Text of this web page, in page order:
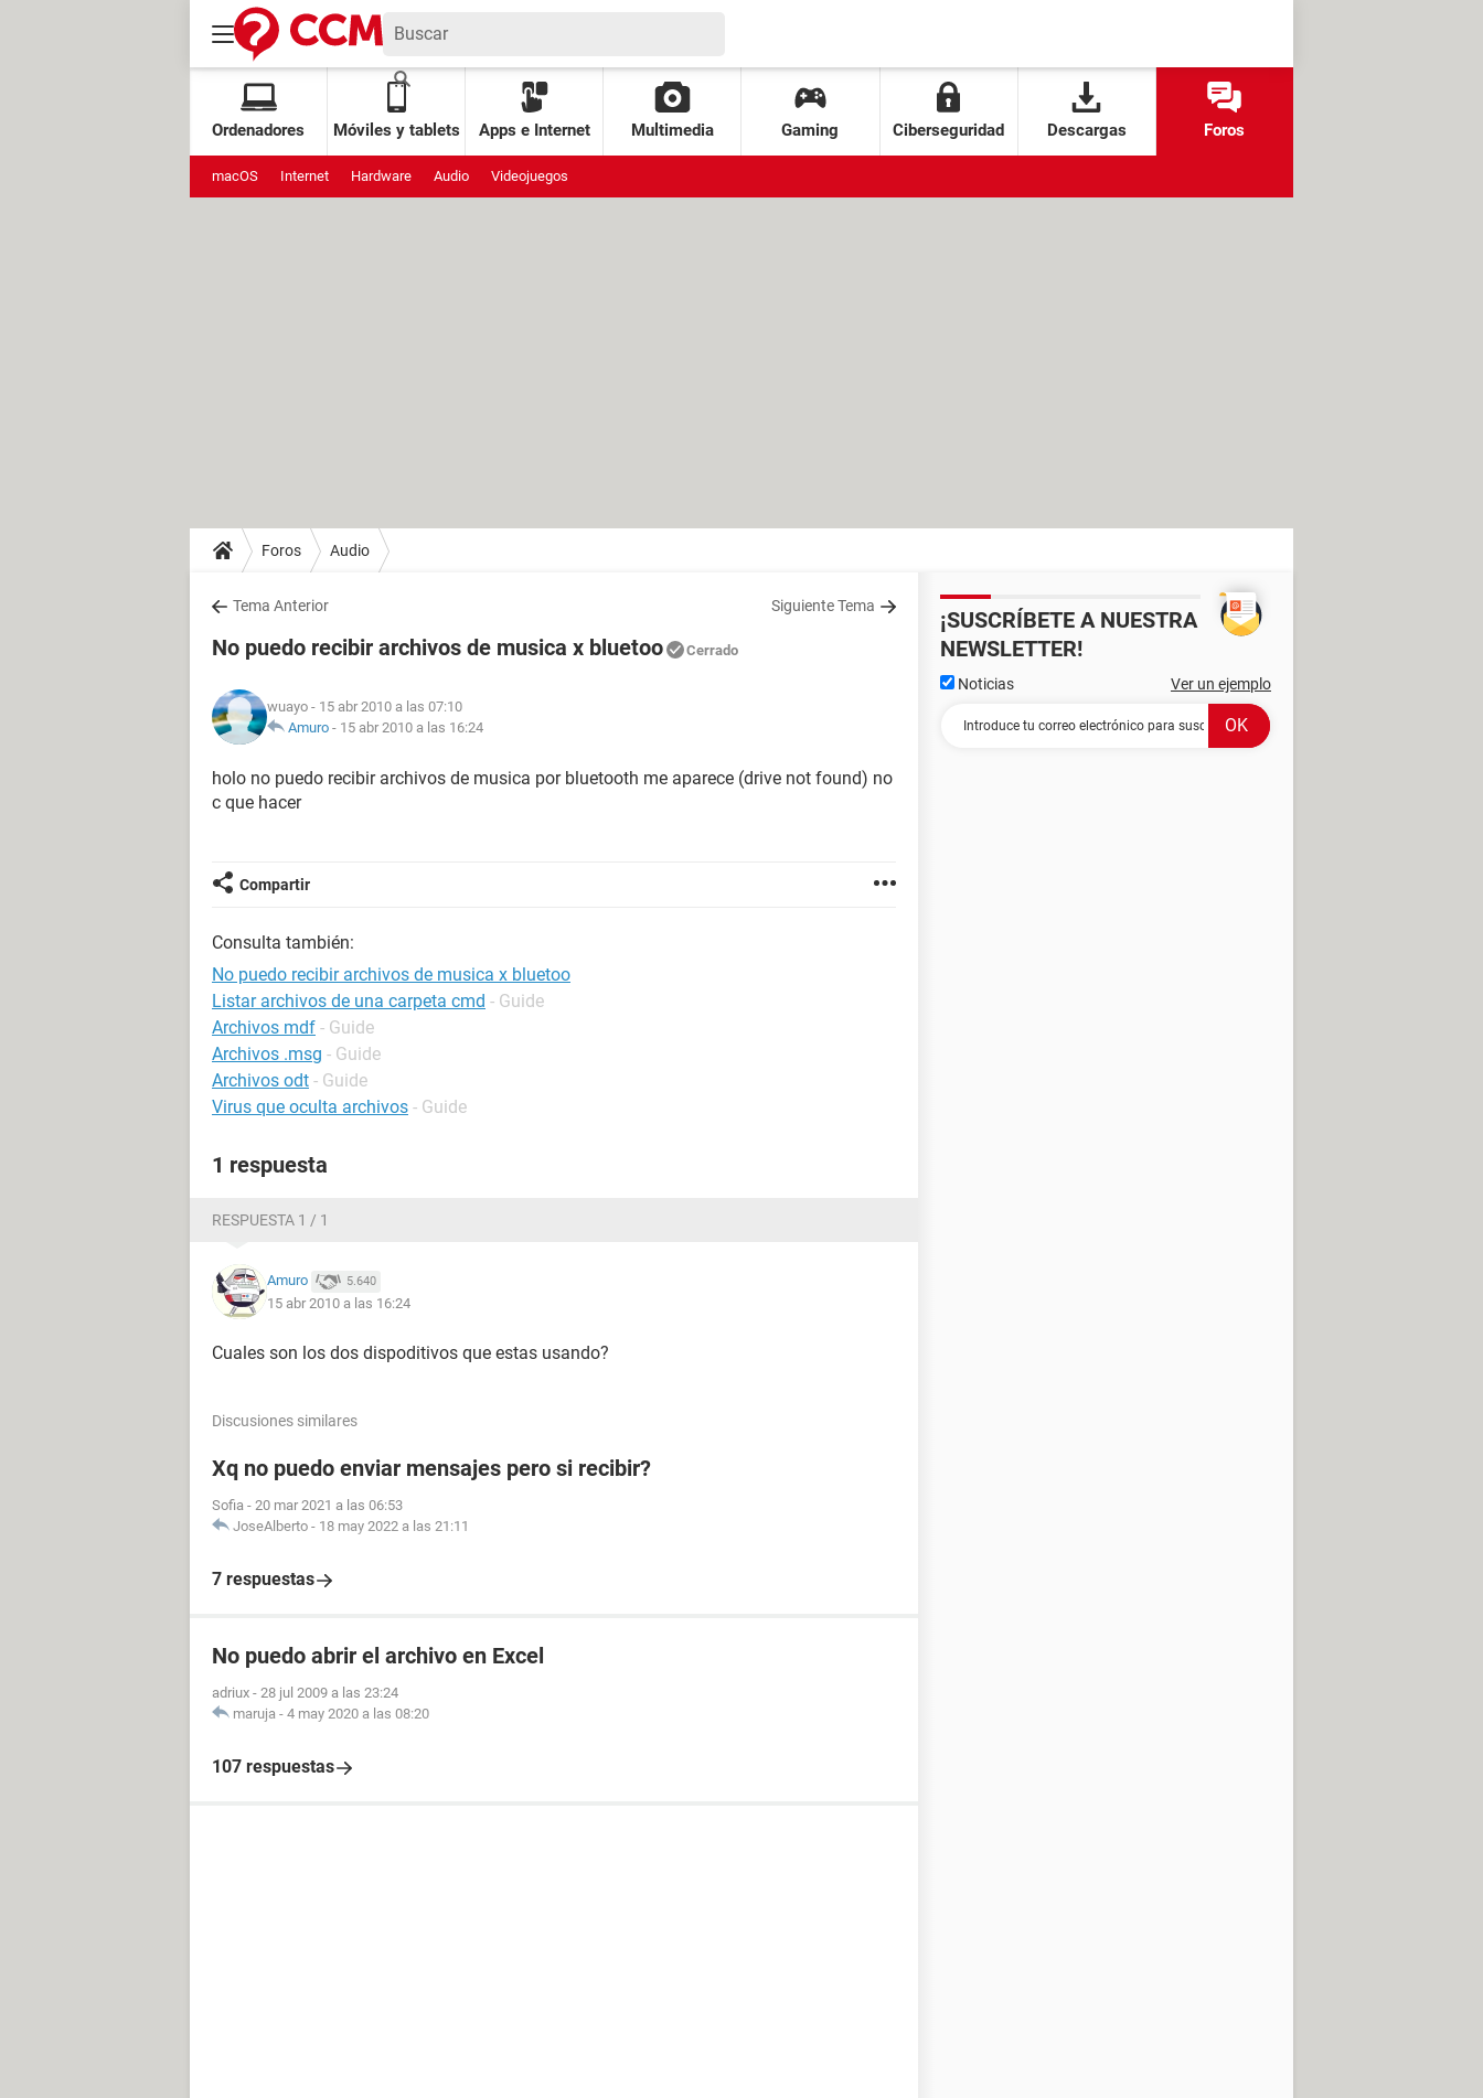
Ordenadores Móviles y tablets Apps e Internet Multimedia Gaming Ciberseguridad Descargas Foros
macOS Internet Hardware Audio Videojuegos
Foros Audio
Tema Anterior Siguiente Tema
No puedo recibir archivos de musica x bluetoo Cerrado
wuayo - 15 abr 2010 a las 07:10
Amuro - 15 abr 2010 a las 16:24
holo no puedo recibir archivos de musica por bluetooth me aparece (drive not found) no
c que hacer
Compartir
Consulta también:
No puedo recibir archivos de musica x bluetoo
Listar archivos de una carpeta cmd - Guide
Archivos mdf - Guide
Archivos .msg - Guide
Archivos odt - Guide
Virus que oculta archivos - Guide
1 respuesta
RESPUESTA 1 / 1
Amuro 5.640
15 abr 2010 a las 16:24
Cuales son los dos dispoditivos que estas usando?
Discusiones similares
Xq no puedo enviar mensajes pero si recibir?
Sofia - 20 mar 2021 a las 06:53
JoseAlberto - 18 may 2022 a las 21:11
7 respuestas
No puedo abrir el archivo en Excel
adriux - 28 jul 2009 a las 23:24
maruja - 4 may 2020 a las 08:20
107 respuestas
¡SUSCRÍBETE A NUESTRA
NEWSLETTER!
Noticias Ver un ejemplo